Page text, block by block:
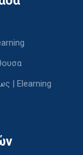
| Elearning